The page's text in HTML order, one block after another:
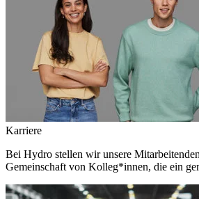
Karriere
Bei Hydro stellen wir unsere
Gemeinschaft von Kolleg*innen, die ein